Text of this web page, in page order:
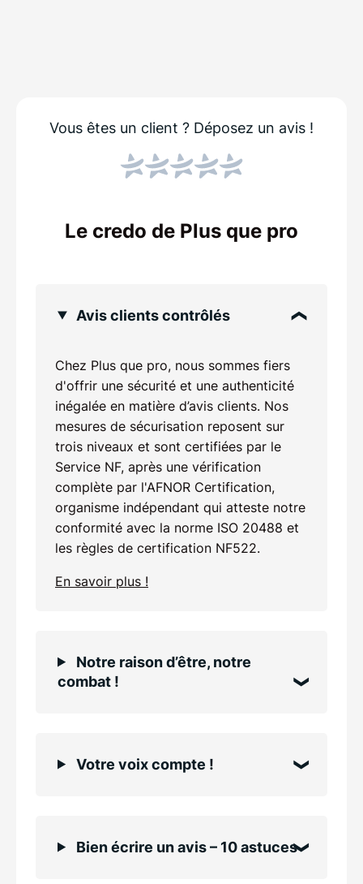
Vous êtes un client ? Déposez un avis !
Le credo de Plus que pro
Avis clients contrôlés
Chez Plus que pro, nous sommes fiers
d'offrir une sécurité et une authenticité
inégalée en matière d’avis clients. Nos
mesures de sécurisation reposent sur
trois niveaux et sont certifiées par le
Service NF, après une vérification
complète par l'AFNOR Certification,
organisme indépendant qui atteste notre
conformité avec la norme ISO 20488 et
les règles de certification NF522.
En savoir plus !
Notre raison d’être, notre
combat !
Votre voix compte !
Bien écrire un avis – 10 astuces